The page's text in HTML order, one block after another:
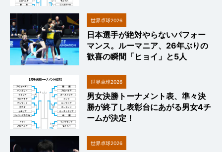
世界卓球2026
日本選手が絶対やらないパフォー
マンス。ルーマニア、26年ぶりの
歓喜の瞬間「ヒョイ」と5人
世界卓球2026
男女決勝トーナメント表、準々決
勝が終了し表彰台にあがる男女4チ
ームが決定！
世界卓球2026